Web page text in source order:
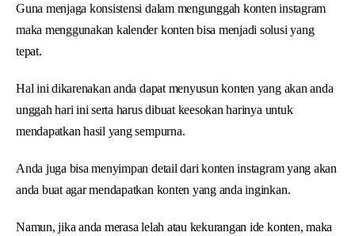
Guna menjaga konsistensi dalam mengunggah konten instagram
maka menggunakan kalender konten bisa menjadi solusi yang
tepat.
Hal ini dikarenakan anda dapat menyusun konten yang akan anda
unggah hari ini serta harus dibuat keesokan harinya untuk
mendapatkan hasil yang sempurna.
Anda juga bisa menyimpan detail dari konten instagram yang akan
anda buat agar mendapatkan konten yang anda inginkan.
Namun, jika anda merasa lelah atau kekurangan ide konten, maka